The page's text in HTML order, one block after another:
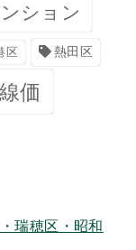
ション
区 熱田区
価
瑞穂区・昭和